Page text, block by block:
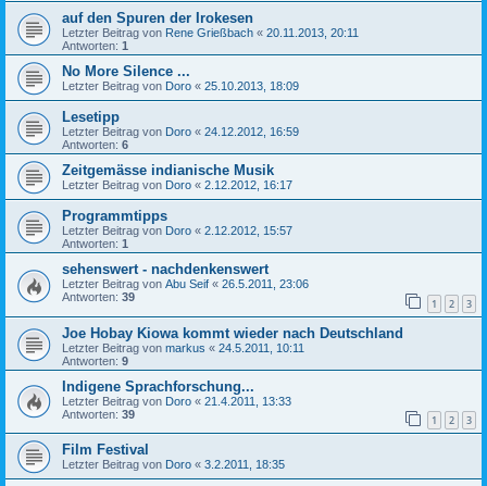
auf den Spuren der Irokesen
Letzter Beitrag von Rene Grießbach « 20.11.2013, 20:11
Antworten: 1
No More Silence ...
Letzter Beitrag von Doro « 25.10.2013, 18:09
Lesetipp
Letzter Beitrag von Doro « 24.12.2012, 16:59
Antworten: 6
Zeitgemässe indianische Musik
Letzter Beitrag von Doro « 2.12.2012, 16:17
Programmtipps
Letzter Beitrag von Doro « 2.12.2012, 15:57
Antworten: 1
sehenswert - nachdenkenswert
Letzter Beitrag von Abu Seif « 26.5.2011, 23:06
Antworten: 39 1 2 3
Joe Hobay Kiowa kommt wieder nach Deutschland
Letzter Beitrag von markus « 24.5.2011, 10:11
Antworten: 9
Indigene Sprachforschung...
Letzter Beitrag von Doro « 21.4.2011, 13:33
Antworten: 39 1 2 3
Film Festival
Letzter Beitrag von Doro « 3.2.2011, 18:35